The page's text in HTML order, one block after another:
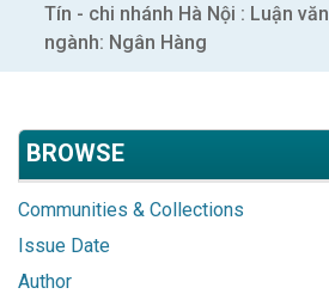
Tín - chi nhánh Hà Nội : Luận
ngành: Ngân Hàng
BROWSE
Communities & Collections
Issue Date
Author